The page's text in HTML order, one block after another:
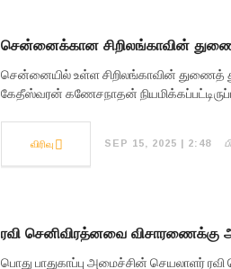
சென்னைக்கான சிறிலங்காவின்
சென்னையில் உள்ள சிறிலங்காவின் துணைத்
கேதீஸ்வரன் கணேசநாதன்
விரிவு SEP 15, 2025 | 2:48
ரவி செனிவிரத்னவை விசாரணைக்கு
பொது பாதுகாப்பு அமைச்சின் செயலாளர்